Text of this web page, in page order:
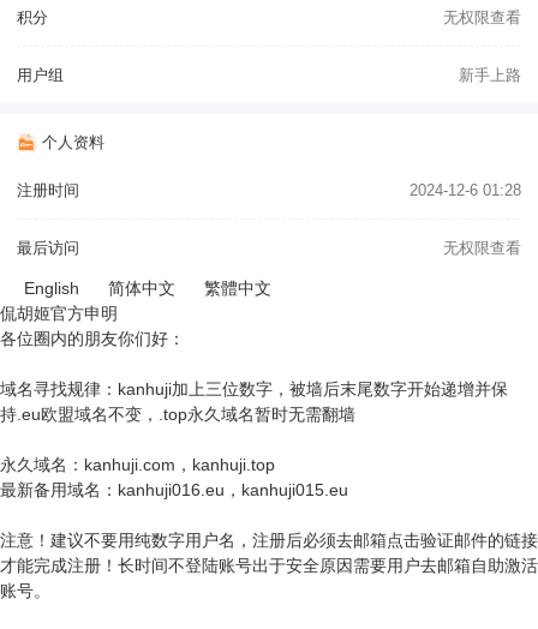
积分 无权限查看
用户组 新手上路
个人资料
注册时间 2024-12-6 01:28
最后访问 无权限查看
English 简体中文
繁體中文
侃胡姬官方申明
各位圈内的朋友你们好：
域名寻找规律：kanhuji加上三位数字，被墙后末尾数字开始递增并保
持.eu欧盟域名不变，.top永久域名暂时无需翻墙
永久域名：kanhuji.com，kanhuji.top
最新备用域名：kanhuji016.eu，kanhuji015.eu
注意！建议不要用纯数字用户名，注册后必须去邮箱点击验证邮件的链接
才能完成注册！长时间不登陆账号出于安全原因需要用户去邮箱自助激活
账号。